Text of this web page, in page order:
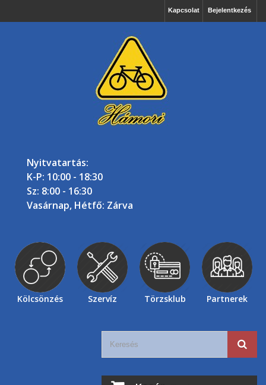
Bejelentkezés
Kapcsolat
Nyitvatartás:
K-P: 10:00 - 18:30
Sz: 8:00 - 16:30
Vasárnap, Hétfő: Zárva
Kölcsönzés Szervíz Törzsklub Partnerek